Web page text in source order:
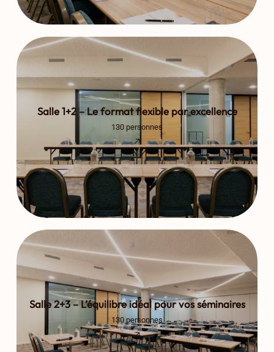
Salle 1+2 – Le format flexible par excellence
130 personnes
Salle 2+3 – L’équilibre idéal pour vos séminaires
130 personnes